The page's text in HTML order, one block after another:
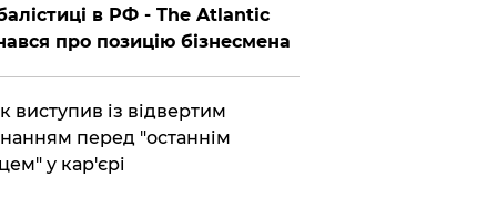
в РФ - The Atlantic
про позицію бізнесмена
виступив із відвертим
перед "останнім
у кар'єрі